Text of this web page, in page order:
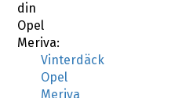
Meriva:
Vinterdäck
Opel
Meriva
14
tum